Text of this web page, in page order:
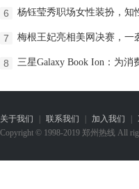
6 杨钰莹秀职场女性装扮，知
7 梅根王妃亮相美网决赛，一
8 三星Galaxy Book Ion：为消
关于我们 联系我们 加入我们
Copyright © 1998-2019 郑州热线 All